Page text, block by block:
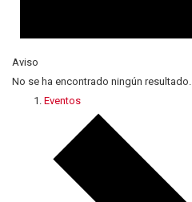
Aviso
No se ha encontrado ningún resultado.
Eventos